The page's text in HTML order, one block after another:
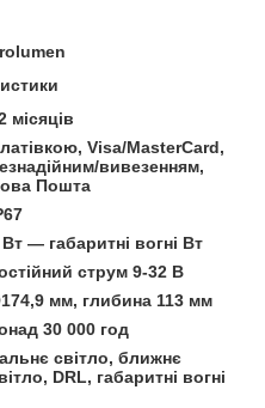
місяців
Visa/MasterCard,
вивезенням,
Пошта
— габаритні вогні Вт
струм 9-32 В
мм, глибина 113 мм
30 000 год
світло, ближнє
DRL, габаритні вогні